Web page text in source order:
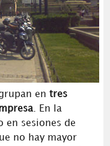
en tres
. En la
en sesiones de
no hay mayor